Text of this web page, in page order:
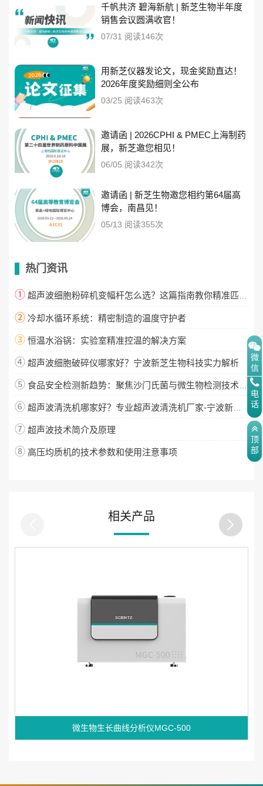
千帆共济 碧海新航 | 新芝生物半年度
销售会议圆满收官！
07/31 阅读146次
用新芝仪器发论文，现金奖励直达！
2026年度奖励细则全公布
03/25 阅读463次
邀请函 | 2026CPHI & PMEC上海制药
展，新芝邀您相见！
06/05 阅读342次
邀请函 | 新芝生物邀您相约第64届高
博会，南昌见！
05/13 阅读355次
热门资讯
① 超声波细胞粉碎机变幅杆怎么选？这篇指南教你精准匹配！
② 冷却水循环系统：精密制造的温度守护者
③ 恒温水浴锅：实验室精准控温的解决方案
④ 超声波细胞破碎仪哪家好？宁波新芝生物科技实力解析
⑤ 食品安全检测新趋势：聚焦沙门氏菌与微生物检测技术升级
⑥ 超声波清洗机哪家好？专业超声波清洗机厂家-宁波新芝生物
⑦ 超声波技术简介及原理
⑧ 高压均质机的技术参数和使用注意事项
相关产品
微生物生长曲线分析仪MGC-500
微
信
电
话
顶
部